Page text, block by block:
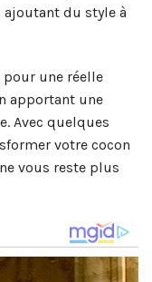
ajoutant du style à
une réelle
apportant une
Avec quelques
votre cocon
vous reste plus